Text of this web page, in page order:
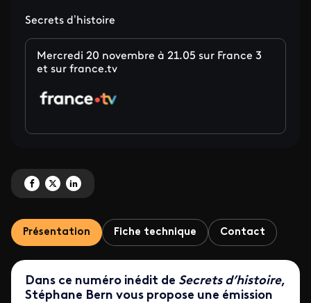
Secrets d’histoire
Mercredi 20 novembre à 21.05 sur France 3
et sur france.tv
Partagez 'Spartacus et la révolte des gladiateurs' sur Facebook
Partagez 'Spartacus et la révolte des gladiateurs' sur X
Partagez 'Spartacus et la révolte des gladiateurs' sur LinkedIn
Présentation Fiche technique Contact
Dans ce numéro inédit de Secrets d’histoire,
Stéphane Bern vous propose une émission